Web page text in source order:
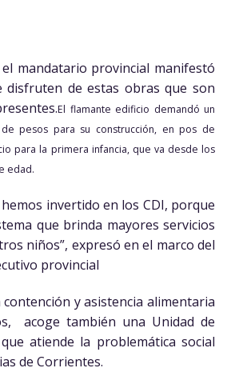
mandatario provincial manifestó
disfruten de estas obras que son
El flamante edificio demandó un
pesos para su construcción, en pos de
para la primera infancia, que va desde los
edad.
invertido en los CDI, porque
que brinda mayores servicios
niños”, expresó en el marco del
provincial
contención y asistencia alimentaria
acoge también una Unidad de
atiende la problemática social
de Corrientes.